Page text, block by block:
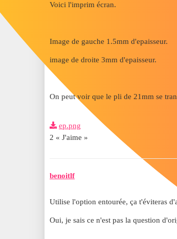
Voici l'imprim écran.
Image de gauche 1.5mm d'epaisseur.
image de droite 3mm d'epaisseur.
On peut voir que le pli de 21mm se
ep.png
2 « J'aime »
benoitlf
Utilise l'option entourée, ça t'éviteras
Oui, je sais ce n'est pas la question